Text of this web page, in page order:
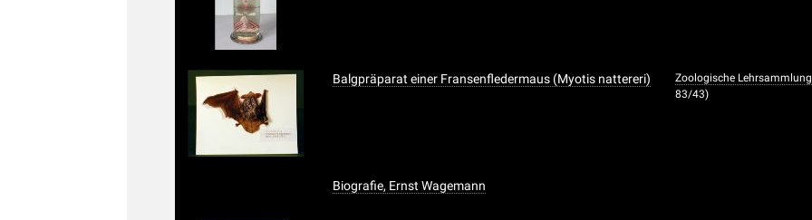
Balgpräparat einer Fransenfledermaus (Myotis nattereri)
Zoologische Lehrsammlung
83/43)
Biografie, Ernst Wagemann